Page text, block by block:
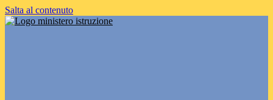
Salta al contenuto